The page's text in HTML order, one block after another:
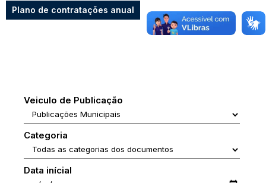
Plano de contratações anual
Veiculo de Publicação
Categoria
Data inícial